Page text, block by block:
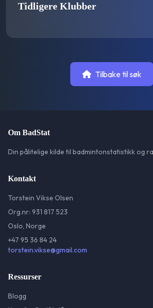
Tidligere Klubber
Tilbake til søk
Om BadStat
Din pålitelige kilde til badmintonstatistikk og
Kontakt
Torstein Vikse Olsen
Org.nr: 931 817 523
Oslo, Norge
+47 95 36 84 24
torstein.vikse@gmail.com
Ressurser
Blogg